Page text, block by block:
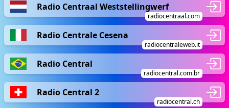
Radio Centraal Weststellingwerf
radiocentraal.com
Radio Centrale Cesena
radiocentraleweb.it
Radio Central
radiocentral.com.br
Radio Central 2
radiocentral.ch